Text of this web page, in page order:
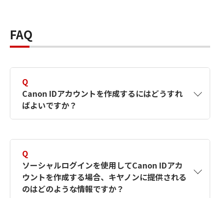
FAQ
Q
Canon IDアカウントを作成するにはどうすれ
ばよいですか？
す。詳しい作成方法は【カメラ】Canon IDとは
何ですか？Canon IDの作成方法は？をご確認く
ださい。
Q
ソーシャルログインを使用してCanon IDアカ
ウントを作成する場合、キヤノンに提供される
のはどのような情報ですか？